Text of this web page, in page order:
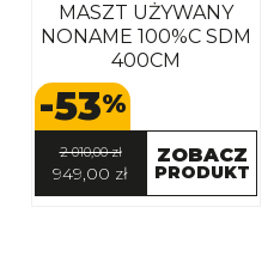
MASZT UŻYWANY
NONAME 100%C SDM
400CM
-53%
2 010,00 zł
949,00 zł
ZOBACZ
PRODUKT